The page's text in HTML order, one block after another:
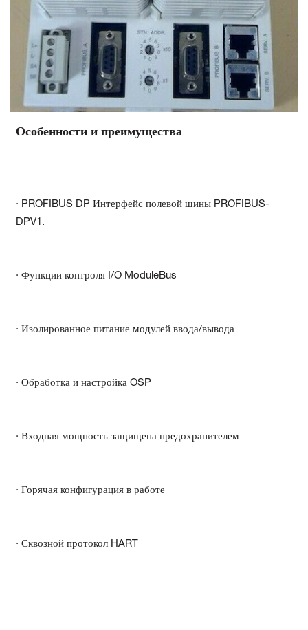
Особенности и преимущества
· PROFIBUS DP Интерфейс полевой шины PROFIBUS-
DPV1.
· Функции контроля I/O ModuleBus
· Изолированное питание модулей ввода/вывода
· Обработка и настройка OSP
· Входная мощность защищена предохранителем
· Горячая конфигурация в работе
· Сквозной протокол HART